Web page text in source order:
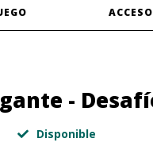
-
Disponible